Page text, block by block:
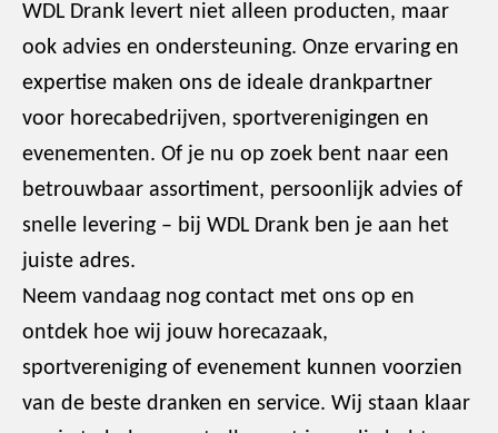
WDL Drank levert niet alleen producten, maar
ook advies en ondersteuning. Onze ervaring en
expertise maken ons de ideale drankpartner
voor horecabedrijven, sportverenigingen en
evenementen. Of je nu op zoek bent naar een
betrouwbaar assortiment, persoonlijk advies of
snelle levering – bij WDL Drank ben je aan het
juiste adres.
Neem vandaag nog contact met ons op en
ontdek hoe wij jouw horecazaak,
sportvereniging of evenement kunnen voorzien
van de beste dranken en service. Wij staan klaar